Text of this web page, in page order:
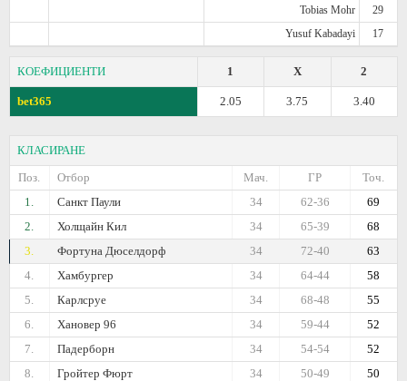
Tobias Mohr
29
Yusuf Kabadayi
17
КОЕФИЦИЕНТИ 2
X
1
bet365 3.40
3.75
2.05
КЛАСИРАНЕ
Поз.
Отбор Точ.
ГР
Мач.
1.
Санкт Паули 69
62-36
34
2.
Холщайн Кил 68
65-39
34
3.
Фортуна Дюселдорф 63
72-40
34
4.
Хамбургер 58
64-44
34
5.
Карлсруе 55
68-48
34
6.
Хановер 96 52
59-44
34
7.
Падерборн 52
54-54
34
8.
Гройтер Фюрт 50
50-49
34